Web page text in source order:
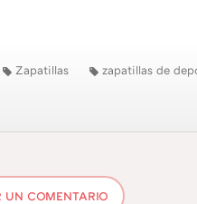
Zapatillas zapatillas de
UN COMENTARIO